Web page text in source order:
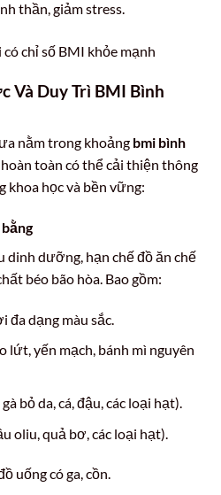
thần, giảm stress.
Duy Trì BMI Bình
nằm trong khoảng bmi bình
toàn có thể cải thiện thông
khoa học và bền vững:
dinh dưỡng, hạn chế đồ ăn chế
béo bão hòa. Bao gồm:
đa dạng màu sắc.
lứt, yến mạch, bánh mì nguyên
bỏ da, cá, đậu, các loại hạt).
oliu, quả bơ, các loại hạt).
uống có ga, cồn.